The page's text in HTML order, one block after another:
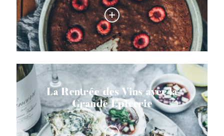
La Rentrée des Vins avec la
Grande Epicerie